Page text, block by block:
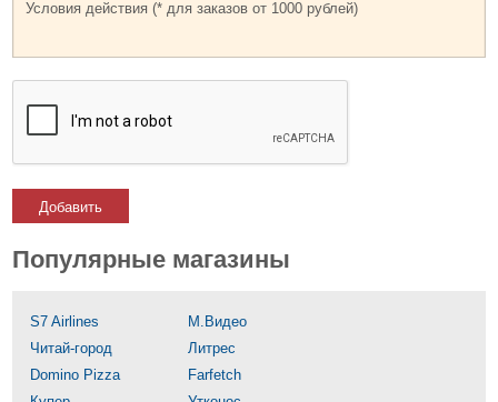
Добавить
Популярные магазины
S7 Airlines
М.Видео
Читай-город
Литрес
Domino Pizza
Farfetch